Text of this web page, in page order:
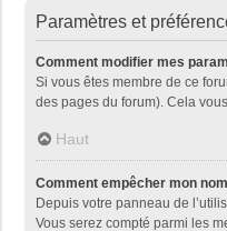
Paramètres et
Comment modifier mes
Si vous êtes membre de ce
des pages du forum). Cela
Haut
Comment empêcher mon
Depuis votre panneau de
Vous serez compté parmi les